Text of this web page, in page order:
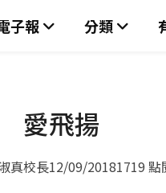
子報 分類
愛飛揚
真校長12/09/20181719 點